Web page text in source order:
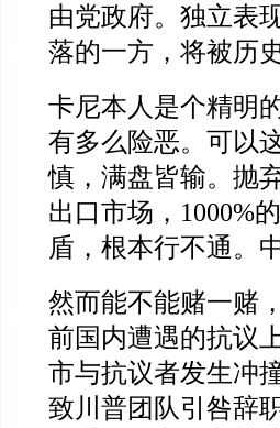
由党政府。独立表
落的一方，将被历
卡尼本人是个精明
有多么险恶。可以
慎，满盘皆输。抛
出口市场，1000%
盾，根本行不通。
然而能不能赌一赌
前国内遭遇的抗议
市与抗议者发生冲
致川普团队引咎辞